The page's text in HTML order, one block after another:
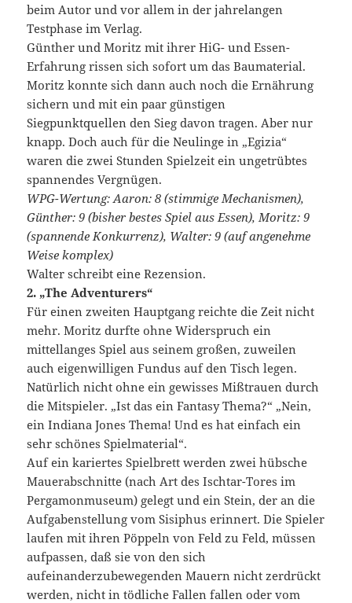
beim Autor und vor allem in der jahrelangen
Testphase im Verlag.
Günther und Moritz mit ihrer HiG- und Essen-
Erfahrung rissen sich sofort um das Baumaterial.
Moritz konnte sich dann auch noch die Ernährung
sichern und mit ein paar günstigen
Siegpunktquellen den Sieg davon tragen. Aber nur
knapp. Doch auch für die Neulinge in „Egizia“
waren die zwei Stunden Spielzeit ein ungetrübtes
spannendes Vergnügen.
WPG-Wertung: Aaron: 8 (stimmige Mechanismen),
Günther: 9 (bisher bestes Spiel aus Essen), Moritz: 9
(spannende Konkurrenz), Walter: 9 (auf angenehme
Weise komplex)
Walter schreibt eine Rezension.
2. „The Adventurers“
Für einen zweiten Hauptgang reichte die Zeit nicht
mehr. Moritz durfte ohne Widerspruch ein
mittellanges Spiel aus seinem großen, zuweilen
auch eigenwilligen Fundus auf den Tisch legen.
Natürlich nicht ohne ein gewisses Mißtrauen durch
die Mitspieler. „Ist das ein Fantasy Thema?“ „Nein,
ein Indiana Jones Thema! Und es hat einfach ein
sehr schönes Spielmaterial“.
Auf ein kariertes Spielbrett werden zwei hübsche
Mauerabschnitte (nach Art des Ischtar-Tores im
Pergamonmuseum) gelegt und ein Stein, der an die
Aufgabenstellung vom Sisiphus erinnert. Die Spieler
laufen mit ihren Pöppeln von Feld zu Feld, müssen
aufpassen, daß sie von den sich
aufeinanderzubewegenden Mauern nicht zerdrückt
werden, nicht in tödliche Fallen fallen oder vom